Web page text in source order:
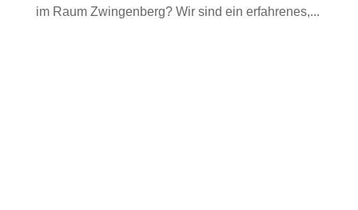
im Raum Zwingenberg? Wir sind ein erfahrenes,...